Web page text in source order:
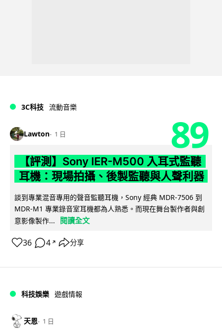
3C科技 流動音樂
Lawton 1 日 89
【評測】Sony IER-M500 入耳式監聽
耳機：現場拍攝、後製監聽與人聲利器
談到專業混音專用的聲音監聽耳機，Sony 經典 MDR-7506 到
MDR-M1 專業錄音室耳機都為人熟悉。而現在舞台製作者與創
意影像製作...
閱讀全文
36 4 ↗ 分享
科技娛樂 遊戲情報
天恩 1 日